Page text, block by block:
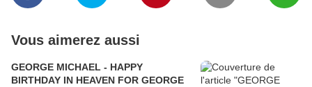
Vous aimerez aussi
GEORGE MICHAEL - HAPPY
BIRTHDAY IN HEAVEN FOR GEORGE